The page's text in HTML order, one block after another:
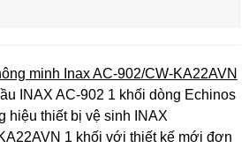
minh Inax AC-902/CW-KA22AVN
INAX AC-902 1 khối dòng Echinos
hiệu thiết bị vệ sinh INAX
1 khối với thiết kế mới đơn